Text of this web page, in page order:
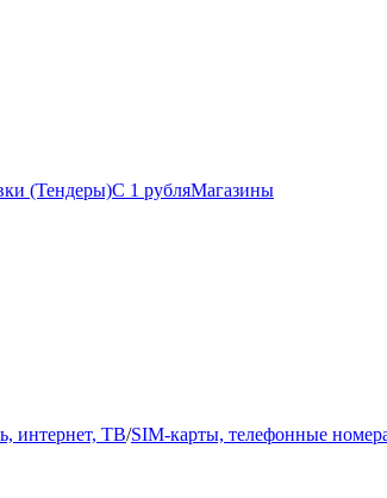
(Тендеры)С 1 рубляМагазины
интернет, ТВ/SIM-карты, телефонные